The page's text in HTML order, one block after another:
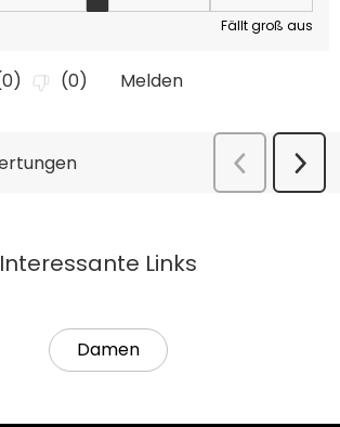
Interessante Links
Damen